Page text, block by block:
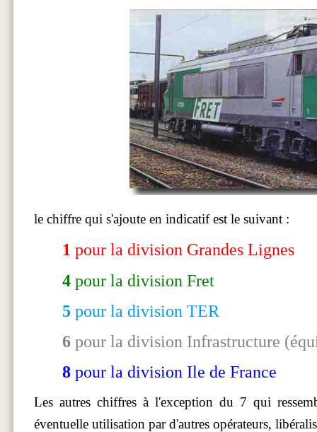
le chiffre qui s'ajoute en indicatif est le suivant :
1 pour la division Grandes Lignes
4 pour la division Fret
5 pour la division TER
6 pour la division Infrastructure
8 pour la division Ile de France
Les autres chiffres à l'exception du 7 qui
éventuelle utilisation par d'autres opérateurs,